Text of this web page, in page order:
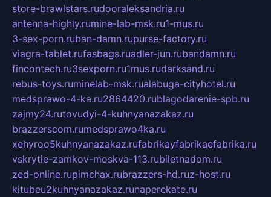
store-brawlstars.rudooraleksandria.ru
antenna-highly.rumine-lab-msk.ru1-mus.ru
3-sex-porn.ruban-damn.rupurse-factory.ru
viagra-tablet.rufasbags.ruadler-jun.rubandamn.ru
fincontech.ru3sexporn.ru1mus.rudarksand.ru
rebus-toys.ruminelab-msk.rualabuga-cityhotel.ru
medsprawo-4-ka.ru2864420.rublagodarenie-spb.ru
zajmy24.rutovudyi-4-kuhnyanazakaz.ru
brazzerscom.rumedsprawo4ka.ru
xehyroo5kuhnyanazakaz.rufabrikayfabrikaefabrika.ru
vskrytie-zamkov-moskva-113.rubiletnadom.ru
zed-online.rupimchax.rubrazzers-hd.ruz-host.ru
kitubeu2kuhnyanazakaz.runaperekate.ru